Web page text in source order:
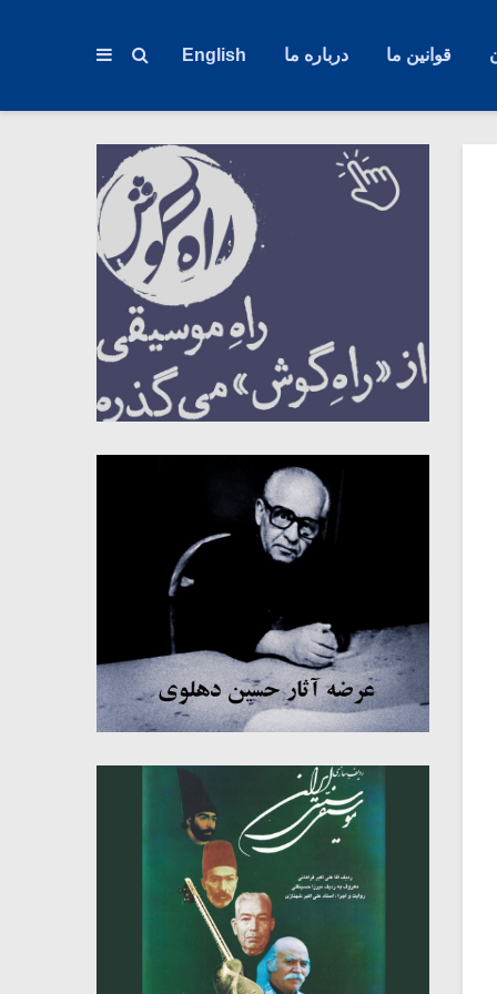
قوانین ما درباره ما English
میکلوش روژا